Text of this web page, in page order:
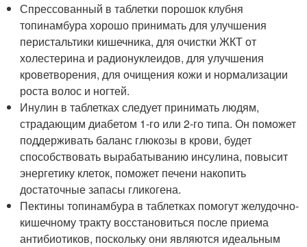
Спрессованный в таблетки порошок клубня
топинамбура хорошо принимать для улучшения
перистальтики кишечника, для очистки ЖКТ от
холестерина и радионуклеидов, для улучшения
кроветворения, для очищения кожи и нормализации
роста волос и ногтей.
Инулин в таблетках следует принимать людям,
страдающим диабетом 1-го или 2-го типа. Он поможет
поддерживать баланс глюкозы в крови, будет
способствовать вырабатыванию инсулина, повысит
энергетику клеток, поможет печени накопить
достаточные запасы гликогена.
Пектины топинамбура в таблетках помогут желудочно-
кишечному тракту восстановиться после приема
антибиотиков, поскольку они являются идеальным